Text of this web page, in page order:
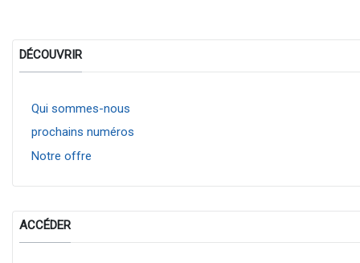
DÉCOUVRIR
Qui sommes-nous
prochains numéros
Notre offre
ACCÉDER